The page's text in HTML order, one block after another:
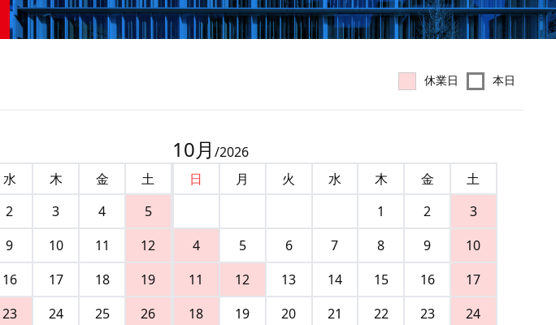
休業日 本日
水 木 金
土
2 3 4
5
9 10 11
12
16 17 18
19
23 24 25
26
10月 /2026
日
月 火 水 木 金
土
1
2
3
4
5 6 7 8 9
10
11
12 13 14 15 16
17
18
19 20 21 22 23
24